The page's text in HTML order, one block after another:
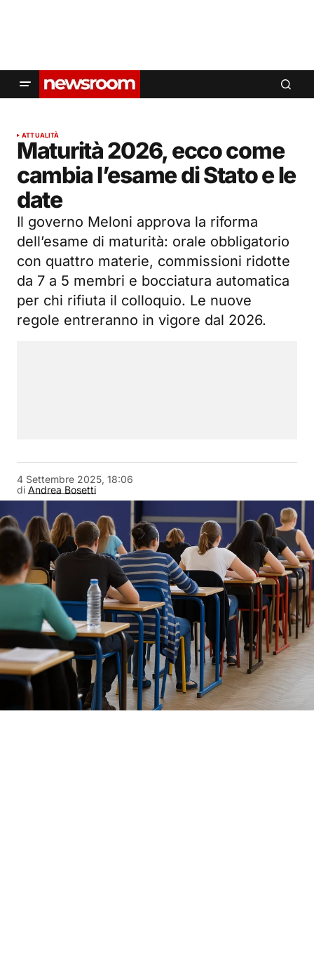
ATTUALITÀ
Maturità 2026, ecco come
cambia l’esame di Stato e le
date
Il governo Meloni approva la riforma
dell’esame di maturità: orale obbligatorio
con quattro materie, commissioni ridotte
da 7 a 5 membri e bocciatura automatica
per chi rifiuta il colloquio. Le nuove
regole entreranno in vigore dal 2026.
di Andrea Bosetti
4 Settembre 2025, 18:06